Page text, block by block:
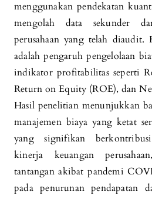
menggunakan pendekatan
mengolah data sekunder
perusahaan yang telah diaudit.
adalah pengaruh pengelolaan
indikator profitabilitas seperti
Return on Equity (ROE), dan
Hasil penelitian menunjukkan
manajemen biaya yang ketat
yang signifikan
kinerja keuangan
tantangan akibat pandemi
pada penurunan pendapatan